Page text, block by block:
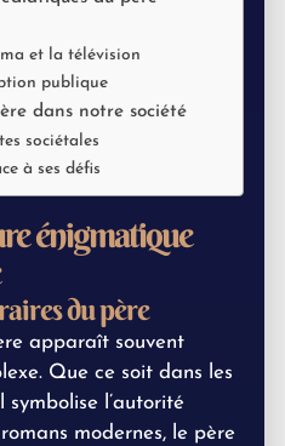
et la télévision
publique
dans notre société
sociétales
à ses défis
énigmatique
du père
apparaît souvent
Que ce soit dans les
l’autorité
modernes, le père